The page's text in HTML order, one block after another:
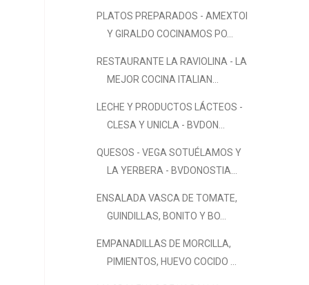
PLATOS PREPARADOS - AMEXTOI
Y GIRALDO COCINAMOS PO...
RESTAURANTE LA RAVIOLINA - LA
MEJOR COCINA ITALIAN...
LECHE Y PRODUCTOS LÁCTEOS -
CLESA Y UNICLA - BVDON...
QUESOS - VEGA SOTUÉLAMOS Y
LA YERBERA - BVDONOSTIA...
ENSALADA VASCA DE TOMATE,
GUINDILLAS, BONITO Y BO...
EMPANADILLAS DE MORCILLA,
PIMIENTOS, HUEVO COCIDO ...